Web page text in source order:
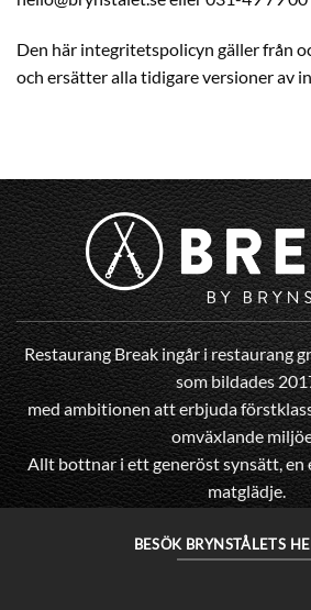
Den här integritetspolicyn gäller från
och ersätter alla tidigare versioner av
Restaurang Break ingår i restaurang
som bildades
med ambitionen att erbjuda
omväxlande
Allt bottnar i ett generöst synsätt, en
matglädje.
BESÖK BRYNSTÅLETS